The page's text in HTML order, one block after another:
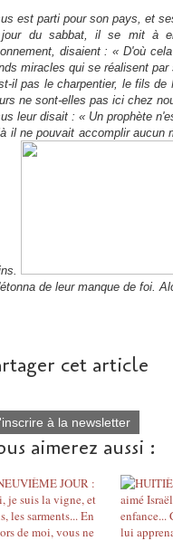
est parti pour son pays, et
du sabbat, il se mit à
disaient : « D'où
miracles qui se réalisent
il pas le charpentier, le fils
ne sont-elles pas ici chez
leur disait : « Un prophète
il ne pouvait accomplir aucun
de leur manque de foi.
cet article
à la newsletter
aimerez aussi :